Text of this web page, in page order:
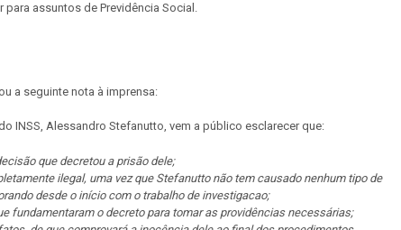
assuntos de Previdência Social.
a seguinte nota à imprensa:
INSS, Alessandro Stefanutto, vem a público esclarecer que:
que decretou a prisão dele;
ilegal, uma vez que Stefanutto não tem causado nenhum tipo de
desde o início com o trabalho de investigacao;
fundamentaram o decreto para tomar as providências necessárias;